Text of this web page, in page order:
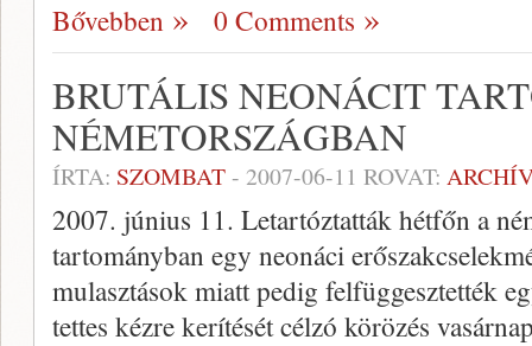
Bővebben 0 Comments
BRUTÁLIS NEONÁCIT
NÉMETORSZÁGBAN
ÍRTA: SZOMBAT- 2007-06-11 ROVAT:
2007. június 11. Letartóztatták hétfőn a
tartományban egy neonáci
mulasztások miatt pedig felfüggesztették
tettes kézre kerítését célzó körözés